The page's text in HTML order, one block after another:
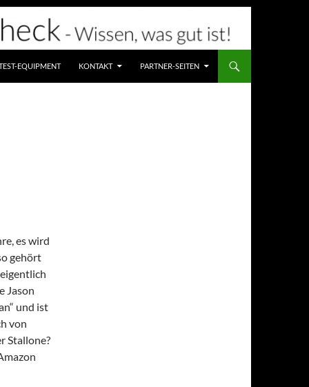
EQUIPMENT KONTAKT PARTNER-SEITEN
es wird
gehört
Jason
und ist
von
Stallone?